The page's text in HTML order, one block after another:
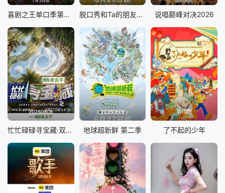
喜剧之王单口季第三季 脱口秀和Ta的朋友们 第三季 说唱巅峰对决2026
20260809
忙忙碌碌寻宝藏·双人成行季
20260809
地球超新鲜 第二季
第10期
了不起的少年